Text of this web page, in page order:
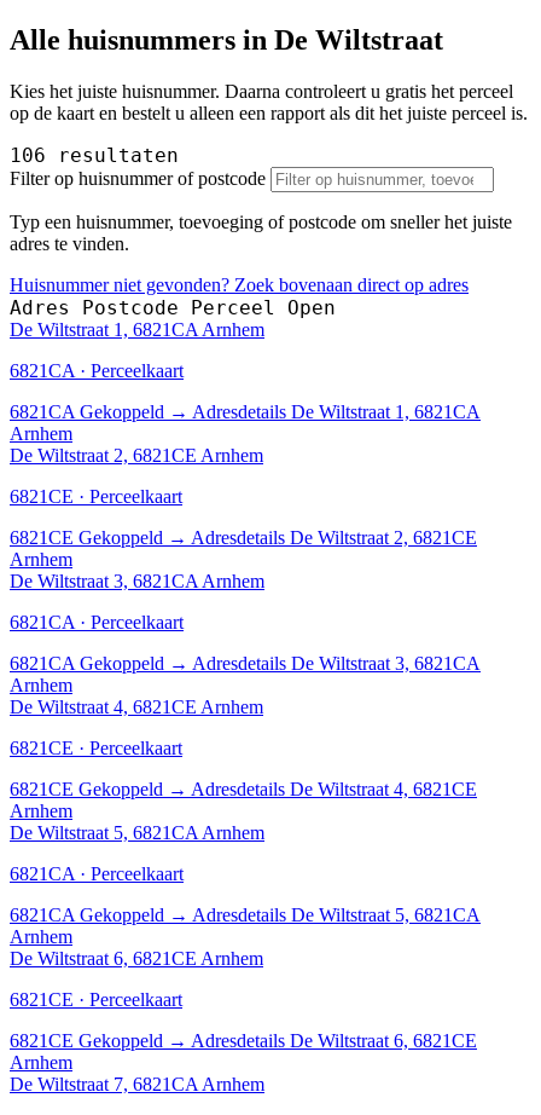
Alle huisnummers in De Wiltstraat
Kies het juiste huisnummer. Daarna controleert u gratis het perceel
op de kaart en bestelt u alleen een rapport als dit het juiste perceel is.
106 resultaten
Filter op huisnummer of postcode
Typ een huisnummer, toevoeging of postcode om sneller het juiste
adres te vinden.
Huisnummer niet gevonden? Zoek bovenaan direct op adres
Adres Postcode Perceel Open
De Wiltstraat 1, 6821CA Arnhem
6821CA · Perceelkaart
6821CA Gekoppeld → Adresdetails De Wiltstraat 1, 6821CA
Arnhem
De Wiltstraat 2, 6821CE Arnhem
6821CE · Perceelkaart
6821CE Gekoppeld → Adresdetails De Wiltstraat 2, 6821CE
Arnhem
De Wiltstraat 3, 6821CA Arnhem
6821CA · Perceelkaart
6821CA Gekoppeld → Adresdetails De Wiltstraat 3, 6821CA
Arnhem
De Wiltstraat 4, 6821CE Arnhem
6821CE · Perceelkaart
6821CE Gekoppeld → Adresdetails De Wiltstraat 4, 6821CE
Arnhem
De Wiltstraat 5, 6821CA Arnhem
6821CA · Perceelkaart
6821CA Gekoppeld → Adresdetails De Wiltstraat 5, 6821CA
Arnhem
De Wiltstraat 6, 6821CE Arnhem
6821CE · Perceelkaart
6821CE Gekoppeld → Adresdetails De Wiltstraat 6, 6821CE
Arnhem
De Wiltstraat 7, 6821CA Arnhem